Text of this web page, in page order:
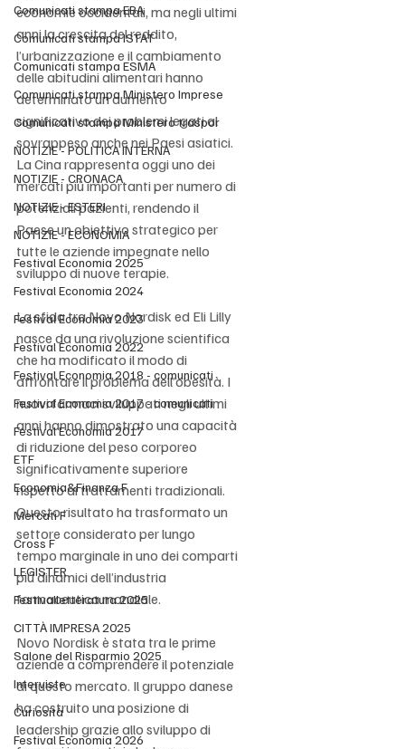
Comunicati stampa EBA
Comunicati stampa ISTAT
Comunicati stampa ESMA
Comunicati stampa Ministero Imprese
Comunicati stampa Ministero traspor
NOTIZIE - POLITICA INTERNA
NOTIZIE - CRONACA
NOTIZIE - ESTERI
NOTIZIE - ECONOMIA
Festival Economia 2025
Festival Economia 2024
Festival Economia 2023
Festival Economia 2022
Festival Economia 2018 - comunicati
Festival Economia 2017 - comunicati
Festival Economia 2017
ETF
Economia&Finanza F
Mercati F
Cross F
LEGISTER
Festivalletteratura 2025
CITTÀ IMPRESA 2025
Salone del Risparmio 2025
Interviste
Curiosità
Festival Economia 2026
economie occidentali, ma negli ultimi
anni la crescita del reddito,
l’urbanizzazione e il cambiamento
delle abitudini alimentari hanno
determinato un aumento
significativo dei problemi legati al
sovrappeso anche nei Paesi asiatici.
La Cina rappresenta oggi uno dei
mercati più importanti per numero di
potenziali pazienti, rendendo il
Paese un obiettivo strategico per
tutte le aziende impegnate nello
sviluppo di nuove terapie.
La sfida tra Novo Nordisk ed Eli Lilly
nasce da una rivoluzione scientifica
che ha modificato il modo di
affrontare il problema dell’obesità. I
nuovi farmaci sviluppati negli ultimi
anni hanno dimostrato una capacità
di riduzione del peso corporeo
significativamente superiore
rispetto ai trattamenti tradizionali.
Questo risultato ha trasformato un
settore considerato per lungo
tempo marginale in uno dei comparti
più dinamici dell’industria
farmaceutica mondiale.
Novo Nordisk è stata tra le prime
aziende a comprendere il potenziale
di questo mercato. Il gruppo danese
ha costruito una posizione di
leadership grazie allo sviluppo di